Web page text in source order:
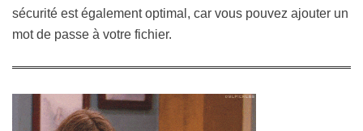
sécurité est également optimal, car vous pouvez ajouter un
mot de passe à votre fichier.